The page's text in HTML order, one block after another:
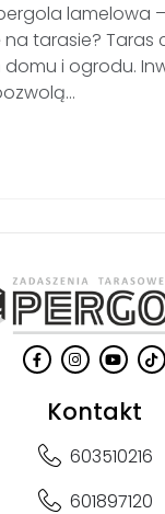
lamelowa
na tarasie? Taras
domu i ogrodu.
Kontakt
603510216
601897120